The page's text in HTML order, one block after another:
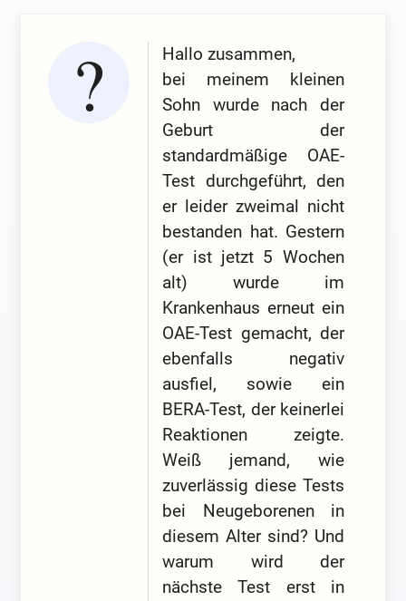
Hallo zusammen,
bei meinem kleinen
Sohn wurde nach der
Geburt der
standardmäßige OAE-
Test durchgeführt, den
er leider zweimal nicht
bestanden hat. Gestern
(er ist jetzt 5 Wochen
alt) wurde im
Krankenhaus erneut ein
OAE-Test gemacht, der
ebenfalls negativ
ausfiel, sowie ein
BERA-Test, der keinerlei
Reaktionen zeigte.
Weiß jemand, wie
zuverlässig diese Tests
bei Neugeborenen in
diesem Alter sind? Und
warum wird der
nächste Test erst in